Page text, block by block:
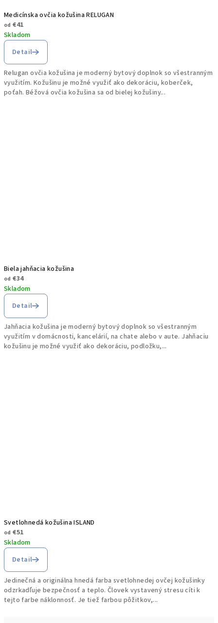
Medicínska ovčia kožušina RELUGAN
od €41
Skladom
Detail
Relugan ovčia kožušina je moderný bytový doplnok so všestranným
využitím. Kožušinu je možné využiť ako dekoráciu, koberček,
poťah. Béžová ovčia kožušina sa od bielej kožušiny...
Biela jahňacia kožušina
od €34
Skladom
Detail
Jahňacia kožušina je moderný bytový doplnok so všestranným
využitím v domácnosti, kancelárií, na chate alebo v aute. Jahňaciu
kožušinu je možné využiť ako dekoráciu, podložku,...
Svetlohnedá kožušina ISLAND
od €51
Skladom
Detail
Jedinečná a originálna hnedá farba svetlohnedej ovčej kožušinky
odzrkadľuje bezpečnosť a teplo. Človek vystavený stresu cíti k
tejto farbe náklonnosť. Je tiež farbou pôžitkov,...